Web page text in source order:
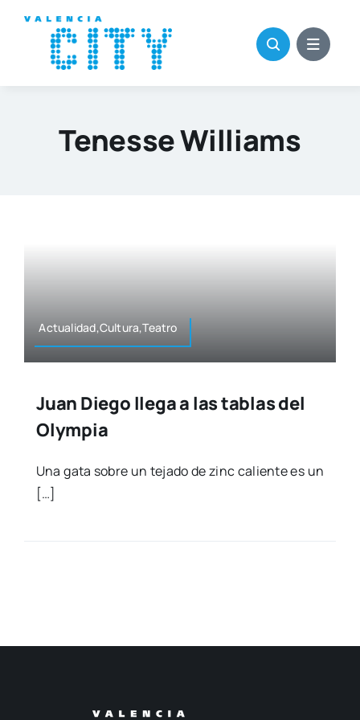
contenido
Tenesse Williams
Actualidad,Cultura,Teatro
Juan Diego llega a las tablas del
Olympia
Una gata sobre un teja­do de zinc calien­te es un
[…]